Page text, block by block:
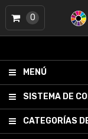
MENÚ
SISTEMA DE
CATEGORÍAS
0